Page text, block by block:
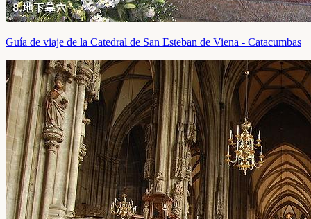
Guía de viaje de la Catedral de San Esteban de Viena - Catacumbas